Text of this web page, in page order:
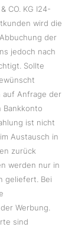
CO. KG I24-
wird die
der
jedoch nach
Sollte
auf Anfrage der
ist nicht
Austausch in
zurück
werden nur in
geliefert. Bei
Werbung.
sind